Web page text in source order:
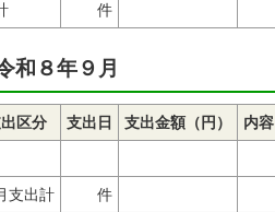
件
和８年９月
区分 支出日 支出金額（円） 内容
支出計 件